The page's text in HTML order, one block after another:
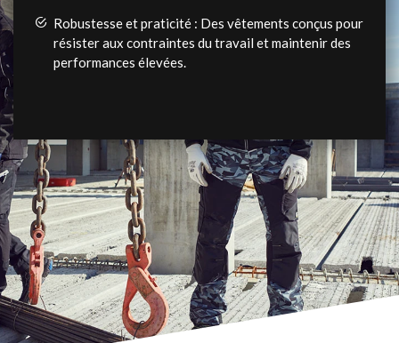
Robustesse et praticité : Des vêtements conçus pour
résister aux contraintes du travail et maintenir des
performances élevées.